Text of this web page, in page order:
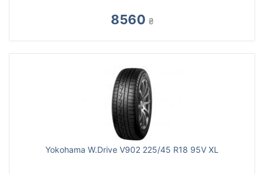
8560 ₴
Yokohama W.Drive V902 225/45 R18 95V XL